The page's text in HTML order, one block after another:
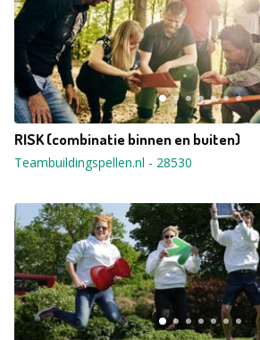
RISK (combinatie binnen en buiten)
Teambuildingspellen.nl - 28530